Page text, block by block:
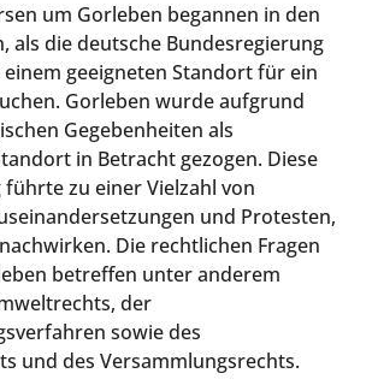
um Gorleben begannen in den
als die deutsche Bundesregierung
einem geeigneten Standort für ein
Gorleben wurde aufgrund
Gegebenheiten als
in Betracht gezogen. Diese
führte zu einer Vielzahl von
und Protesten,
Die rechtlichen Fragen
betreffen unter anderem
der
sowie des
und des Versammlungsrechts.